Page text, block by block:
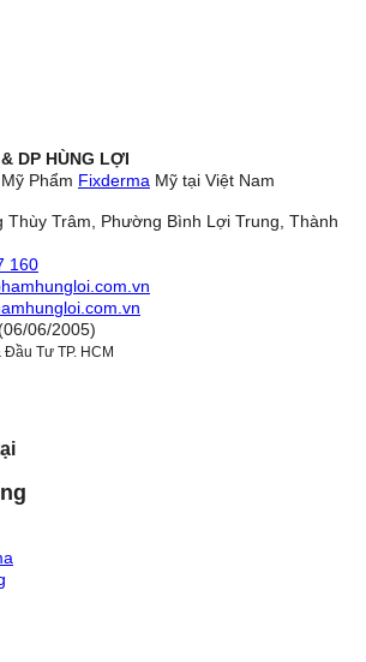
DP HÙNG LỢI
Phẩm Fixderma Mỹ tại Việt Nam
Thùy Trâm, Phường Bình Lợi Trung, Thành
160
06/2005)
Tư TP. HCM